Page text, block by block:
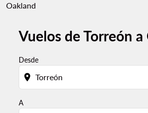
Oakland
Vuelos de Torreón
Desde
location_on
A
Por favor, intente actualizar su